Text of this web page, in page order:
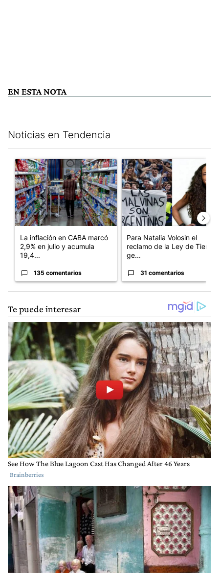
EN ESTA NOTA
Noticias en Tendencia
Un artículo de tendencia con el título "La inflación en CABA
La inflación en CABA marcó
2,9% en julio y acumula
19,4...
135 comentarios
Un artículo de tendencia con
Para Natalia Volosin el
reclamo de la Ley de Tierras
ge...
31 comentarios